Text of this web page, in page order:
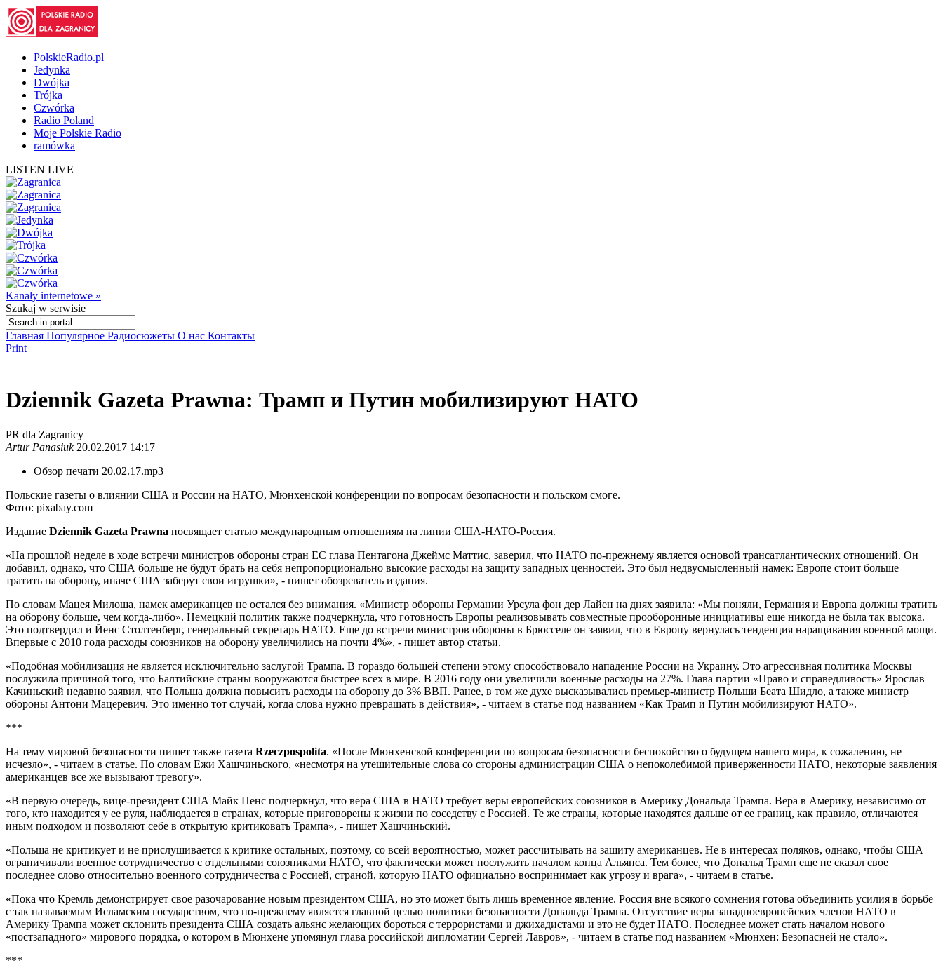
PolskieRadio.pl
Jedynka
Dwójka
Trójka
Czwórka
Radio Poland
Moje Polskie Radio
ramówka
LISTEN LIVE
Kanały internetowe »
Szukaj w serwisie
Главная Популярное Радиосюжеты О нас Контакты
Print
Dziennik Gazeta Prawna: Трамп и Путин мобилизируют НАТО
PR dla Zagranicy
Artur Panasiuk20.02.2017 14:17
Обзор печати 20.02.17.mp3
Польские газеты о влиянии США и России на НАТО, Мюнхенской конференции по вопросам безопасности и польском смоге.
Фото: pixabay.com
Издание Dziennik Gazeta Prawna посвящает статью международным отношениям на линии США-НАТО-Россия.
«На прошлой неделе в ходе встречи министров обороны стран ЕС глава Пентагона Джеймс Маттис, заверил, что НАТО по-прежнему является основой трансатлантических отношений. Он
добавил, однако, что США больше не будут брать на себя непропорционально высокие расходы на защиту западных ценностей. Это был недвусмысленный намек: Европе стоит больше
тратить на оборону, иначе США заберут свои игрушки», - пишет обозреватель издания.
По словам Мацея Милоша, намек американцев не остался без внимания. «Министр обороны Германии Урсула фон дер Лайен на днях заявила: «Мы поняли, Германия и Европа должны тратить
на оборону больше, чем когда-либо». Немецкий политик также подчеркнула, что готовность Европы реализовывать совместные прооборонные инициативы еще никогда не была так высока.
Это подтвердил и Йенс Столтенберг, генеральный секретарь НАТО. Еще до встречи министров обороны в Брюсселе он заявил, что в Европу вернулась тенденция наращивания военной мощи.
Впервые с 2010 года расходы союзников на оборону увеличились на почти 4%», - пишет автор статьи.
«Подобная мобилизация не является исключительно заслугой Трампа. В гораздо большей степени этому способствовало нападение России на Украину. Это агрессивная политика Москвы
послужила причиной того, что Балтийские страны вооружаются быстрее всех в мире. В 2016 году они увеличили военные расходы на 27%. Глава партии «Право и справедливость» Ярослав
Качиньский недавно заявил, что Польша должна повысить расходы на оборону до 3% ВВП. Ранее, в том же духе высказывались премьер-министр Польши Беата Шидло, а также министр
обороны Антони Мацеревич. Это именно тот случай, когда слова нужно превращать в действия», - читаем в статье под названием «Как Трамп и Путин мобилизируют НАТО».
***
На тему мировой безопасности пишет также газета Rzeczpospolita. «После Мюнхенской конференции по вопросам безопасности беспокойство о будущем нашего мира, к сожалению, не
исчезло», - читаем в статье. По словам Ежи Хашчиньского, «несмотря на утешительные слова со стороны администрации США о непоколебимой приверженности НАТО, некоторые заявления
американцев все же вызывают тревогу».
«В первую очередь, вице-президент США Майк Пенс подчеркнул, что вера США в НАТО требует веры европейских союзников в Америку Дональда Трампа. Вера в Америку, независимо от
того, кто находится у ее руля, наблюдается в странах, которые приговорены к жизни по соседству с Россией. Те же страны, которые находятся дальше от ее границ, как правило, отличаются
иным подходом и позволяют себе в открытую критиковать Трампа», - пишет Хашчиньский.
«Польша не критикует и не прислушивается к критике остальных, поэтому, со всей вероятностью, может рассчитывать на защиту американцев. Не в интересах поляков, однако, чтобы США
ограничивали военное сотрудничество с отдельными союзниками НАТО, что фактически может послужить началом конца Альянса. Тем более, что Дональд Трамп еще не сказал свое
последнее слово относительно военного сотрудничества с Россией, страной, которую НАТО официально воспринимает как угрозу и врага», - читаем в статье.
«Пока что Кремль демонстрирует свое разочарование новым президентом США, но это может быть лишь временное явление. Россия вне всякого сомнения готова объединить усилия в борьбе
с так называемым Исламским государством, что по-прежнему является главной целью политики безопасности Дональда Трампа. Отсутствие веры западноевропейских членов НАТО в
Америку Трампа может склонить президента США создать альянс желающих бороться с террористами и джихадистами и это не будет НАТО. Последнее может стать началом нового
«постзападного» мирового порядка, о котором в Мюнхене упомянул глава российской дипломатии Сергей Лавров», - читаем в статье под названием «Мюнхен: Безопасней не стало».
***